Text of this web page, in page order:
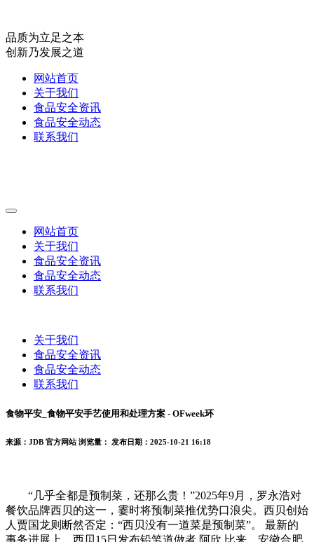
品质为立足之本
创新乃发展之道
网站首页
关于我们
食品安全资讯
食品安全动态
联系我们
网站首页
关于我们
食品安全资讯
食品安全动态
联系我们
关于我们
食品安全资讯
食品安全动态
联系我们
食物平安_食物平安手艺使用和处理方案 - OFweek环
来源：JDB 官方网站 浏览量： 发布日期：2025-10-21 16:18
“几乎全都是预制菜，还那么贵！”2025年9月，罗永浩对
餐饮品牌西贝的这一，霎时将预制菜推优势口浪尖。西贝创始
人贾国龙则断然否定：“西贝没有一道菜是预制菜”。 最新的
事务进展上，西贝15日发布铅笔道做者 阿欣 比来，安徽合肥